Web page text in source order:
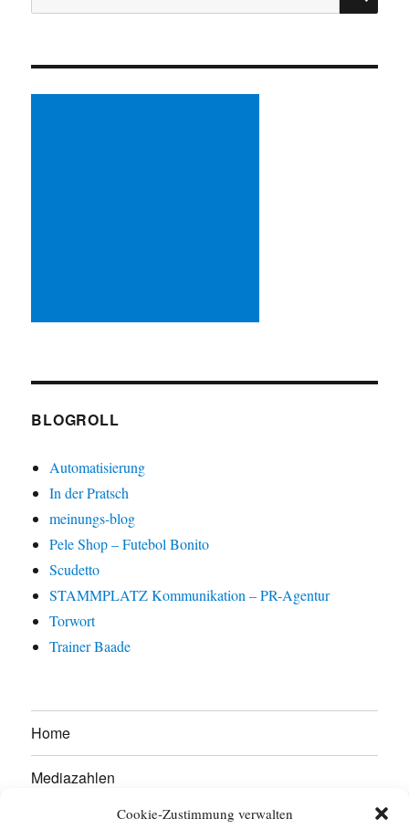
Cookie-Zustimmung verwalten
nach:
BLOGROLL
Automatisierung
In der Pratsch
meinungs-blog
Pele Shop – Futebol Bonito
Scudetto
STAMMPLATZ Kommunikation – PR-Agentur
Torwort
Trainer Baade
Home
Mediazahlen
Werben Sie hier!